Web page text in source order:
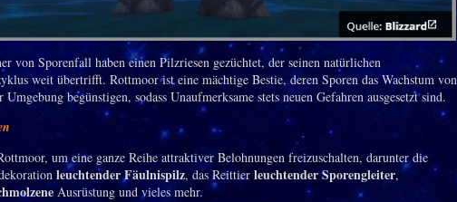
von Sporenfall haben einen Pilzriesen gezüchtet, der seinen natürlichen
weit übertrifft. Rottmoor ist eine mächtige Bestie, deren Sporen das Wachstum von
begünstigen, sodass Unaufmerksame stets neuen Gefahren ausgesetzt sind.
um eine ganze Reihe attraktiver Belohnungen freizuschalten, darunter die
leuchtender Fäulnispilz, das Reittier leuchtender Sporengleiter,
Ausrüstung und vieles mehr.